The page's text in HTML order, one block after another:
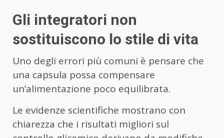
Gli integratori non
sostituiscono lo stile di vita
Uno degli errori più comuni è pensare che
una capsula possa compensare
un’alimentazione poco equilibrata.
Le evidenze scientifiche mostrano con
chiarezza che i risultati migliori sul